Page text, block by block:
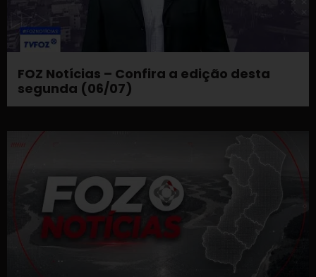
FOZ Notícias – Confira a edição desta
segunda (06/07)